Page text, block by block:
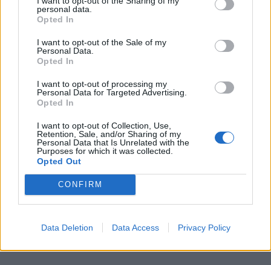
personal data.
Opted In
I want to opt-out of the Sale of my
Personal Data.
Opted In
I want to opt-out of processing my
Personal Data for Targeted Advertising.
Opted In
I want to opt-out of Collection, Use,
Retention, Sale, and/or Sharing of my
Personal Data that Is Unrelated with the
Purposes for which it was collected.
Opted Out
CONFIRM
Data Deletion Data Access Privacy Policy
Karas iš lėto pereina į naują stadiją
Pirmą kartą nuo Antrojo pasaulinio karo laikų Maskva
patiria bombardavimą dronais, puolimą iš oro, kurio
niekaip nesugeba sustabdyti.
Mūsų manymu, tokių atakų bus žymiai daugiau. Jeigu
Maskva toliau atakuos religines-sakralines vietas
Kijeve, maskoliai sulauks atsakomųjų smūgių pačiam
Kremliui, galbūt, ir Maskvos centrui. Ateis metas ir
Putino režimo ramsčiams – gubernatoriams ir karo
pramonės oligarchams.